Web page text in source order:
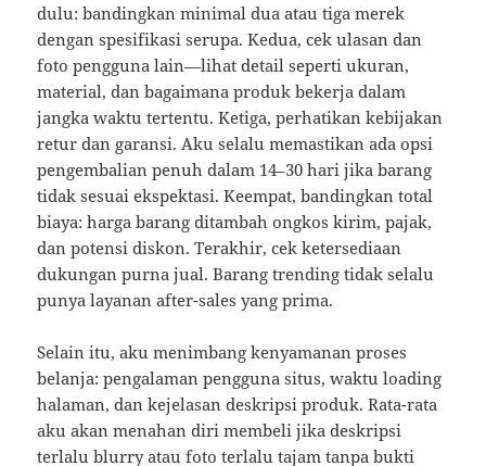
dulu: bandingkan minimal dua atau tiga merek
dengan spesifikasi serupa. Kedua, cek ulasan dan
foto pengguna lain—lihat detail seperti ukuran,
material, dan bagaimana produk bekerja dalam
jangka waktu tertentu. Ketiga, perhatikan kebijakan
retur dan garansi. Aku selalu memastikan ada opsi
pengembalian penuh dalam 14–30 hari jika barang
tidak sesuai ekspektasi. Keempat, bandingkan total
biaya: harga barang ditambah ongkos kirim, pajak,
dan potensi diskon. Terakhir, cek ketersediaan
dukungan purna jual. Barang trending tidak selalu
punya layanan after-sales yang prima.
Selain itu, aku menimbang kenyamanan proses
belanja: pengalaman pengguna situs, waktu loading
halaman, dan kejelasan deskripsi produk. Rata-rata
aku akan menahan diri membeli jika deskripsi
terlalu blurry atau foto terlalu tajam tanpa bukti